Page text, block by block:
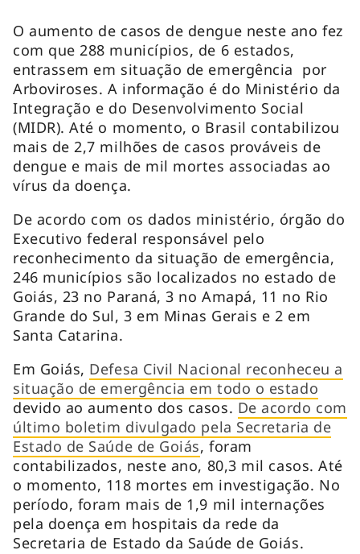
O aumento de casos de dengue neste ano fez
com que 288 municípios, de 6 estados,
entrassem em situação de emergência por
Arboviroses. A informação é do Ministério da
Integração e do Desenvolvimento Social
(MIDR). Até o momento, o Brasil contabilizou
mais de 2,7 milhões de casos prováveis de
dengue e mais de mil mortes associadas ao
vírus da doença.
De acordo com os dados ministério, órgão do
Executivo federal responsável pelo
reconhecimento da situação de emergência,
246 municípios são localizados no estado de
Goiás, 23 no Paraná, 3 no Amapá, 11 no Rio
Grande do Sul, 3 em Minas Gerais e 2 em
Santa Catarina.
Em Goiás, Defesa Civil Nacional reconheceu a
situação de emergência em todo o estado
devido ao aumento dos casos. De acordo com
último boletim divulgado pela Secretaria de
Estado de Saúde de Goiás, foram
contabilizados, neste ano, 80,3 mil casos. Até
o momento, 118 mortes em investigação. No
período, foram mais de 1,9 mil internações
pela doença em hospitais da rede da
Secretaria de Estado da Saúde de Goiás.